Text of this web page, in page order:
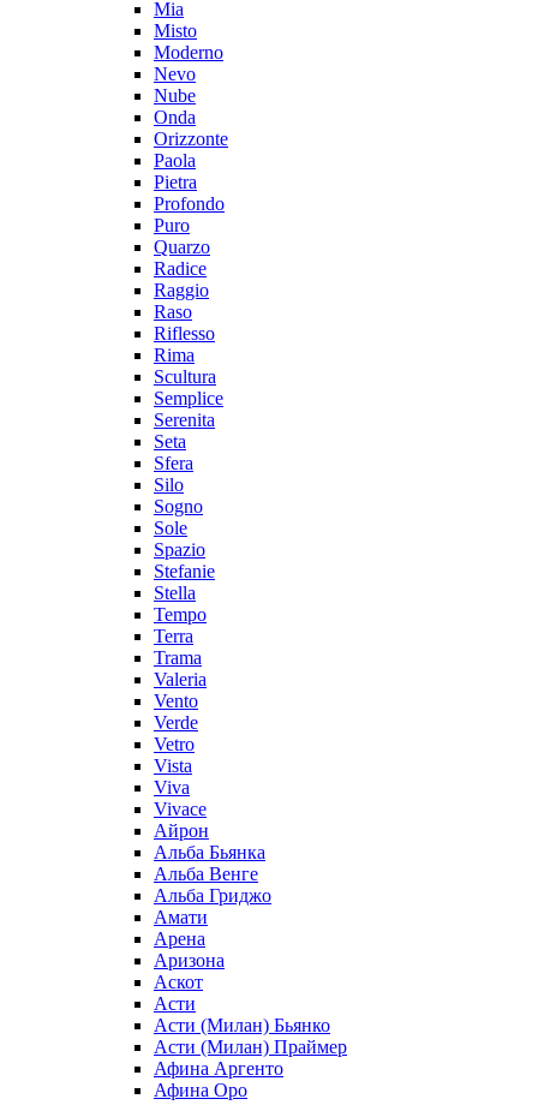
Mia
Misto
Moderno
Nevo
Nube
Onda
Orizzonte
Paola
Pietra
Profondo
Puro
Quarzo
Radice
Raggio
Raso
Riflesso
Rima
Scultura
Semplice
Serenita
Seta
Sfera
Silo
Sogno
Sole
Spazio
Stefanie
Stella
Tempo
Terra
Trama
Valeria
Vento
Verde
Vetro
Vista
Viva
Vivace
Айрон
Альба Бьянка
Альба Венге
Альба Гриджо
Амати
Арена
Аризона
Аскот
Асти
Асти (Милан) Бьянко
Асти (Милан) Праймер
Афина Аргенто
Афина Оро